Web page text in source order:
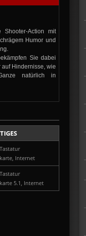
Shooter-Action mit
Humor und
Sie dabei
Hindernisse, wie
natürlich in
Internet
5.1, Internet